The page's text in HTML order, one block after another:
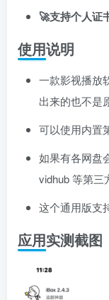
🚀支持个人证
使用说明
一款影视播放
出来的也不是
可以使用内置
如果有各网盘
vidhub 等第三
这个通用版支
应用实测截图
使用社交